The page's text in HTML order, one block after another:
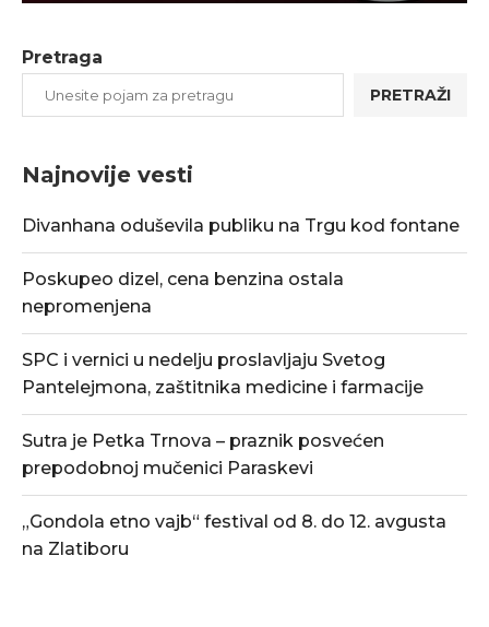
Pretraga
PRETRAŽI
Najnovije vesti
Divanhana oduševila publiku na Trgu kod fontane
Poskupeo dizel, cena benzina ostala
nepromenjena
SPC i vernici u nedelju proslavljaju Svetog
Pantelejmona, zaštitnika medicine i farmacije
Sutra je Petka Trnova – praznik posvećen
prepodobnoj mučenici Paraskevi
„Gondola etno vajb“ festival od 8. do 12. avgusta
na Zlatiboru